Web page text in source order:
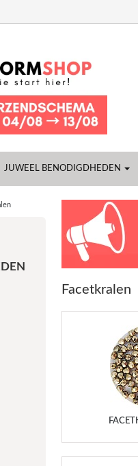
JUWEEL BENODIGDHEDEN
Facetkralen